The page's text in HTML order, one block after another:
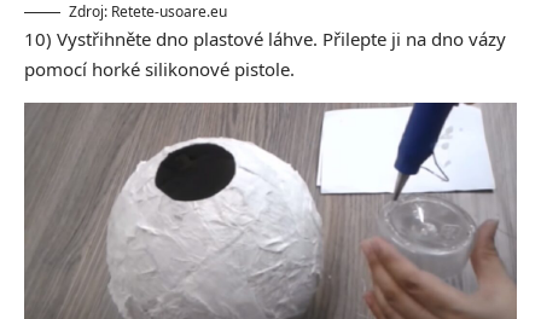
Zdroj: Retete-usoare.eu
10) Vystřihněte dno plastové láhve. Přilepte ji na dno vázy
pomocí horké silikonové pistole.